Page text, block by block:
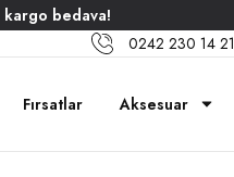
kargo bedava!
0242 230 14 21
Fırsatlar Aksesuar